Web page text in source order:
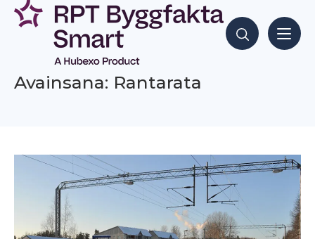
Siirry
sisältöön
Hae sisältöjä
Avainsana: Rantarata